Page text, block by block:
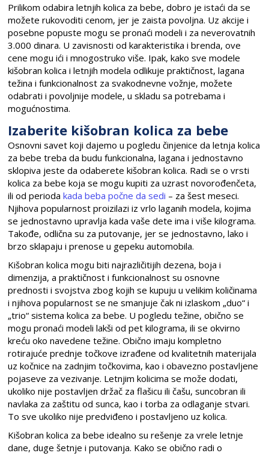
Prilikom odabira letnjih kolica za bebe, dobro je istaći da se
možete rukovoditi cenom, jer je zaista povoljna. Uz akcije i
posebne popuste mogu se pronaći modeli i za neverovatnih
3.000 dinara. U zavisnosti od karakteristika i brenda, ove
cene mogu ići i mnogostruko više. Ipak, kako sve modele
kišobran kolica i letnjih modela odlikuje praktičnost, lagana
težina i funkcionalnost za svakodnevne vožnje, možete
odabrati i povoljnije modele, u skladu sa potrebama i
mogućnostima.
Izaberite kišobran kolica za bebe
Osnovni savet koji dajemo u pogledu činjenice da letnja kolica
za bebe treba da budu funkcionalna, lagana i jednostavno
sklopiva jeste da odaberete kišobran kolica. Radi se o vrsti
kolica za bebe koja se mogu kupiti za uzrast novorođenčeta,
ili od periodakada beba počne da sedi – za šest meseci.
Njihova popularnost proizilazi iz vrlo laganih modela, kojima
se jednostavno upravlja kada vaše dete ima i više kilograma.
Takođe, odlična su za putovanje, jer se jednostavno, lako i
brzo sklapaju i prenose u gepeku automobila.
Kišobran kolica mogu biti najrazličitijih dezena, boja i
dimenzija, a praktičnost i funkcionalnost su osnovne
prednosti i svojstva zbog kojih se kupuju u velikim količinama
i njihova popularnost se ne smanjuje čak ni izlaskom „duo“ i
„trio“ sistema kolica za bebe. U pogledu težine, obično se
mogu pronaći modeli lakši od pet kilograma, ili se okvirno
kreću oko navedene težine. Obično imaju kompletno
rotirajuće prednje točkove izrađene od kvalitetnih materijala
uz kočnice na zadnjim točkovima, kao i obavezno postavljene
pojaseve za vezivanje. Letnjim kolicima se može dodati,
ukoliko nije postavljen držač za flašicu ili čašu, suncobran ili
navlaka za zaštitu od sunca, kao i torba za odlaganje stvari.
To sve ukoliko nije predviđeno i postavljeno uz kolica.
Kišobran kolica za bebe idealno su rešenje za vrele letnje
dane, duge šetnje i putovanja. Kako se obično radi o